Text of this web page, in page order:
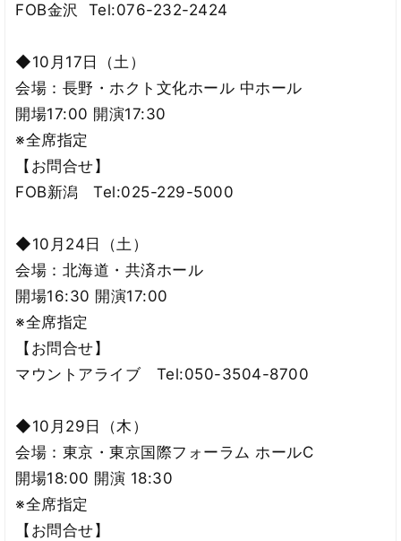
FOB金沢 Tel:076-232-2424
◆10月17日（土）
会場：長野・ホクト文化ホール 中ホール
開場17:00 開演17:30
※全席指定
【お問合せ】
FOB新潟 Tel:025-229-5000
◆10月24日（土）
会場：北海道・共済ホール
開場16:30 開演17:00
※全席指定
【お問合せ】
マウントアライブ Tel:050-3504-8700
◆10月29日（木）
会場：東京・東京国際フォーラム ホールC
開場18:00 開演 18:30
※全席指定
【お問合せ】